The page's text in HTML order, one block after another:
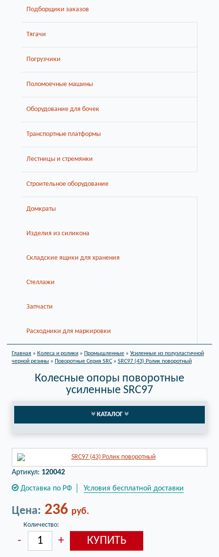
Подборщики заказов
Тягачи
Погрузчики
Поломоечные машины
Оборудование для бочек
Транспортные платформы
Лестницы и стремянки
Строительное оборудование
Домкраты
Изделия из силикона
Складские ящики для хранения
Стеллажи
Запчасти
Расходники для маркировки
Главная » Колеса и ролики » Промышленные » Усиленные из полуэластичной
черной резины » Поворотные Серия SRC » SRC97 (43) Ролик поворотный
Колесные опоры поворотные
усиленные SRC97
КАТАЛОГ
Артикул: 120042
Доставка по РФ Условия бесплатной доставки
Цена: 236 руб.
Количество: